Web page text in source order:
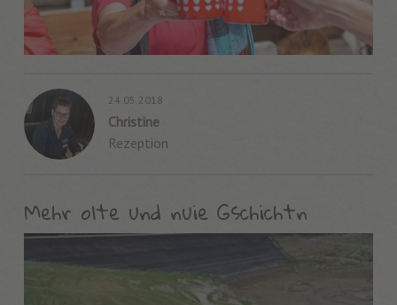
24.05.2018
Christine
Rezeption
Mehr olte und nuie Gschichtn